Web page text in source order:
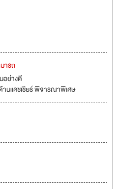
ารถ
อย่างดี
นแคชเชียร์ พิจารณาพิเศษ